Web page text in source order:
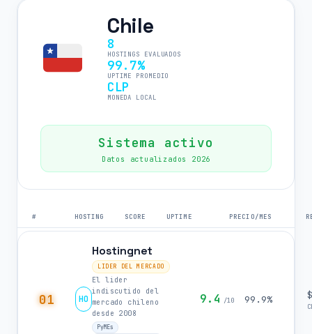
Chile
8
HOSTINGS EVALUADOS
99.7%
UPTIME PROMEDIO
CLP
MONEDA LOCAL
Sistema activo
Datos actualizados 2026
# HOSTING SCORE UPTIME PRECIO/MES
01 HO
Hostingnet
LIDER DEL MERCADO
El lider
indiscutido del
mercado chileno
desde 2008
PyMEs
9.4 /10 99.9%